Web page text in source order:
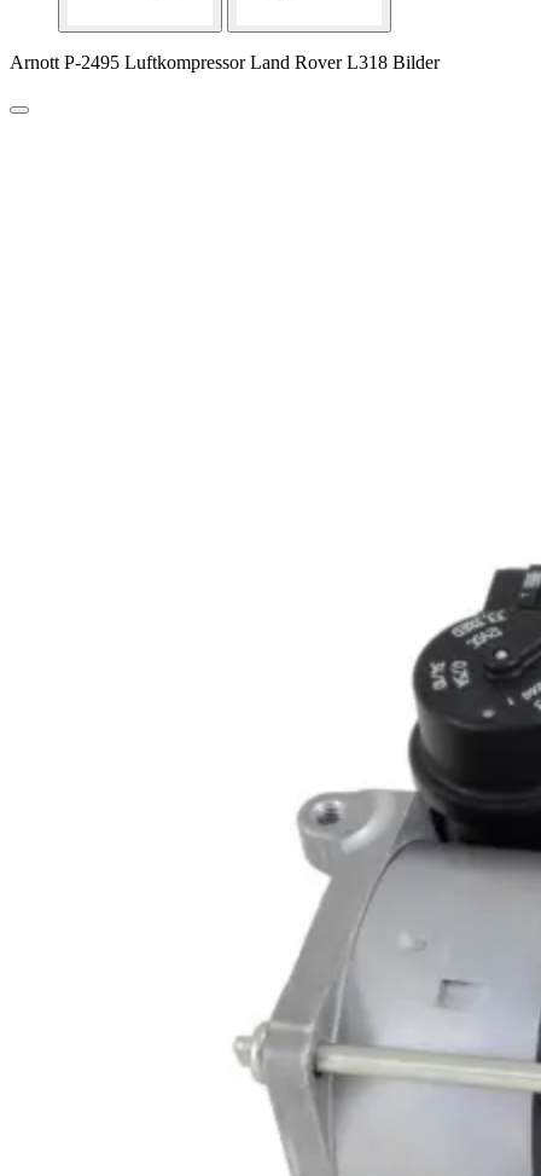
Arnott P-2495 Luftkompressor Land Rover L318 Bilder